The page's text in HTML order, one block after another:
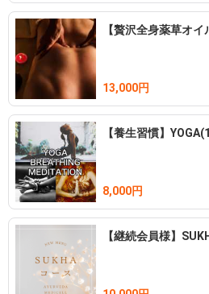
メニューやオプション等のご相談も、
案いたします。
https://lin.ee/GECisoA
【贅沢全身薬草オ
13,000円
【養生習慣】
8,000円
【継続会員様】